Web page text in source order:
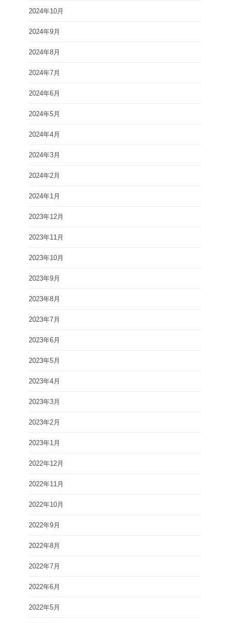
2024年10月
2024年9月
2024年8月
2024年7月
2024年6月
2024年5月
2024年4月
2024年3月
2024年2月
2024年1月
2023年12月
2023年11月
2023年10月
2023年9月
2023年8月
2023年7月
2023年6月
2023年5月
2023年4月
2023年3月
2023年2月
2023年1月
2022年12月
2022年11月
2022年10月
2022年9月
2022年8月
2022年7月
2022年6月
2022年5月